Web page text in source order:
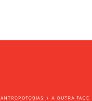
ANTROPOFOBIAS A OUTRA FACE